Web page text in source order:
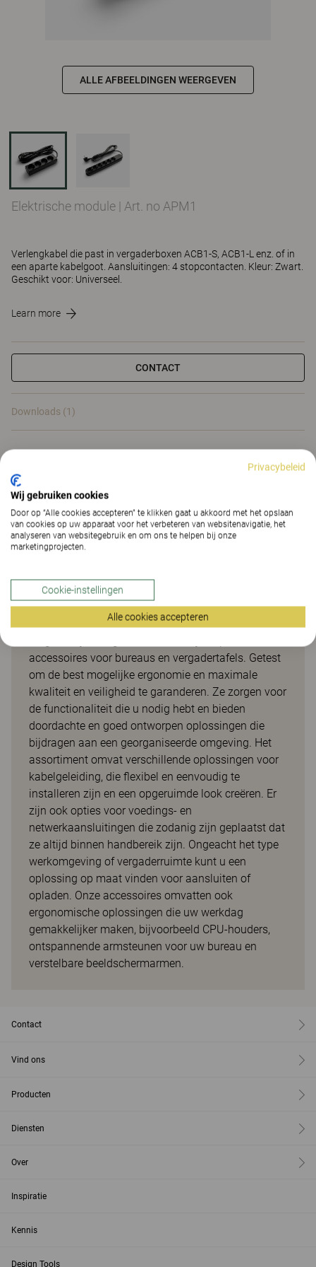
ALLE AFBEELDINGEN WEERGEVEN
Elektrische module | Art. no APM1
Verlengkabel die past in vergaderboxen ACB1-S, ACB1-L enz. of in
een aparte kabelgoot. Aansluitingen: 4 stopcontacten. Kleur: Zwart.
Geschikt voor: Universeel.
Learn more
CONTACT
Downloads (1)
Slimme opties en accessoires
vergadertafels
Opti is ons slimme assortiment eenvoudig
accessoires voor bureaus en vergadertafels. Getest
om de best mogelijke ergonomie en maximale
kwaliteit en veiligheid te garanderen. Ze zorgen voor
de functionaliteit die u nodig hebt en bieden
doordachte en goed ontworpen oplossingen die
bijdragen aan een georganiseerde omgeving. Het
assortiment omvat verschillende oplossingen voor
kabelgeleiding, die flexibel en eenvoudig te
installeren zijn en een opgeruimde look creëren. Er
zijn ook opties voor voedings- en
netwerkaansluitingen die zodanig zijn geplaatst dat
ze altijd binnen handbereik zijn. Ongeacht het type
werkomgeving of vergaderruimte kunt u een
oplossing op maat vinden voor aansluiten of
opladen. Onze accessoires omvatten ook
ergonomische oplossingen die uw werkdag
gemakkelijker maken, bijvoorbeeld CPU-houders,
ontspannende armsteunen voor uw bureau en
verstelbare beeldschermarmen.
Contact
Vind ons
Producten
Diensten
Over
Inspiratie
Kennis
Design Tools
Privacybeleid
Wij gebruiken cookies
Door op “Alle cookies accepteren” te klikken gaat u akkoord met het opslaan
van cookies op uw apparaat voor het verbeteren van websitenavigatie, het
analyseren van websitegebruik en om ons te helpen bij onze
marketingprojecten.
Cookie-instellingen
Alle cookies accepteren